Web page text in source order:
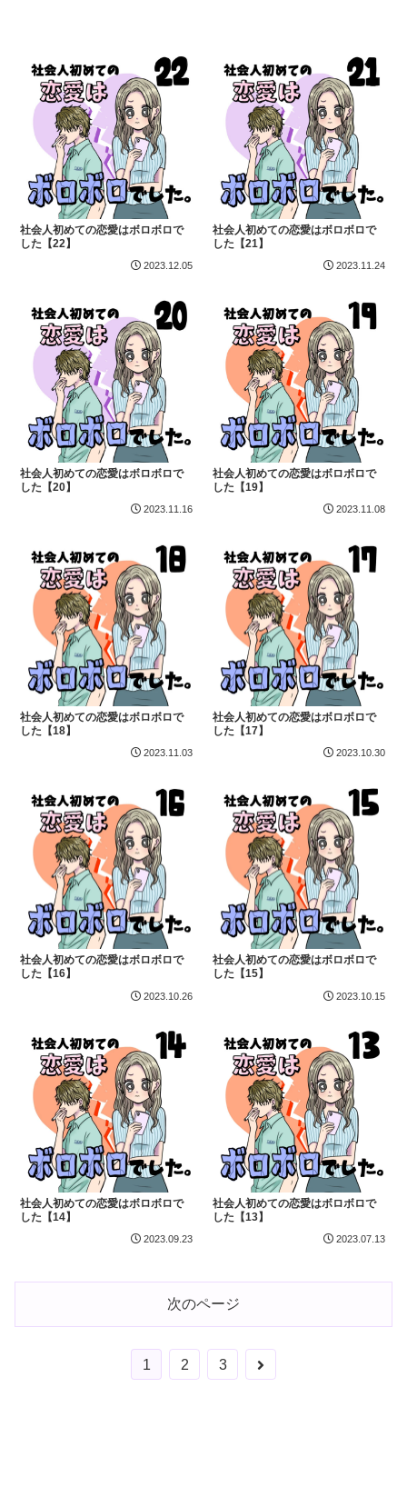
社会人初めての恋愛はボロボロで
した【22】
2023.12.05
社会人初めての恋愛はボロボロで
した【21】
2023.11.24
社会人初めての恋愛はボロボロで
した【20】
2023.11.16
社会人初めての恋愛はボロボロで
した【19】
2023.11.08
社会人初めての恋愛はボロボロで
した【18】
2023.11.03
社会人初めての恋愛はボロボロで
した【17】
2023.10.30
社会人初めての恋愛はボロボロで
した【16】
2023.10.26
社会人初めての恋愛はボロボロで
した【15】
2023.10.15
社会人初めての恋愛はボロボロで
した【14】
2023.09.23
社会人初めての恋愛はボロボロで
した【13】
2023.07.13
次のページ
1 2 3
次